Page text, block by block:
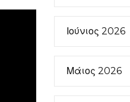
Ιούνιος 2026
Μάιος 2026